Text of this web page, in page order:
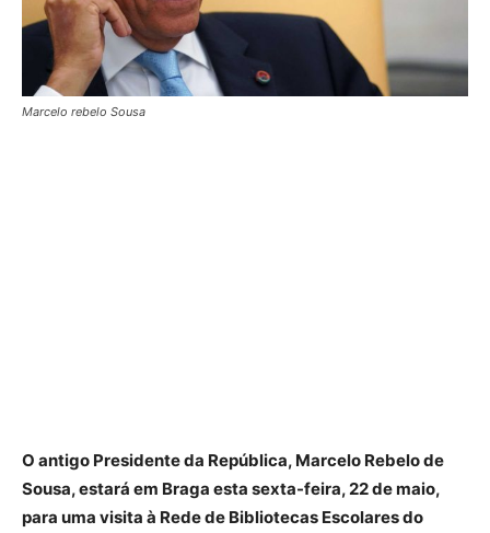
Marcelo rebelo Sousa
O antigo Presidente da República, Marcelo Rebelo de
Sousa, estará em Braga esta sexta-feira, 22 de maio,
para uma visita à Rede de Bibliotecas Escolares do